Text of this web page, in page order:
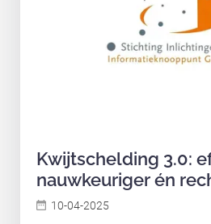
Kwijtschelding 3.0:
nauwkeuriger én
10-04-2025